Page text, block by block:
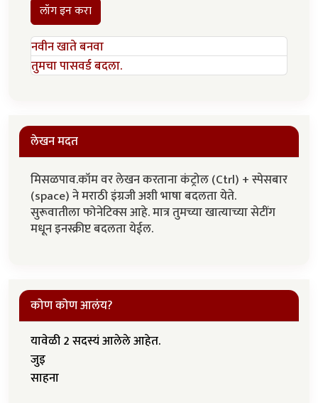
लॉग इन करा
नवीन खाते बनवा
तुमचा पासवर्ड बदला.
लेखन मदत
मिसळपाव.कॉम वर लेखन करताना कंट्रोल (Ctrl) + स्पेसबार
(space) ने मराठी इंग्रजी अशी भाषा बदलता येते.
सुरूवातीला फोनेटिक्स आहे. मात्र तुमच्या खात्याच्या सेटींग
मधून इनस्क्रीप्ट बदलता येईल.
कोण कोण आलंय?
यावेळी 2 सदस्यं आलेले आहेत.
जुइ
साहना